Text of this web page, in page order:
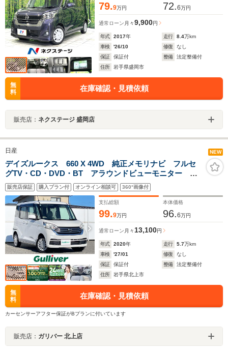
79.9万円 72.6万円
通常ローン 月々9,900円
年式 2017年 走行 8.4万km
車検
'26/10 修復
なし
保証
保証付 整備
法定整備付
住所
岩手県盛岡市
無
料
在庫確認・見積依頼
販売店： ネクステージ 盛岡店
日産 NEW
デイズルークス 660 X 4WD 純正メモリナビ フルセ
グTV・CD・DVD・BT アラウンドビューモニター
ETC シートヒーター 片側パワースライドドア 純正
ドライブレコーダー スマートキー 純正フロアマッ
ト アイドリングストップ
販売店保証 購入プラン付 オンライン相談可 360°画像付
支払総額
99.9万円
本体価格
96.6万円
通常ローン 月々 13,100円
年式 2020年 走行 5.7万km
車検
'27/01 修復
なし
保証
保証付 整備
法定整備付
住所
岩手県北上市
無
料
在庫確認・見積依頼
カーセンサーアフター保証がBプランに付いています
販売店： ガリバー 北上店